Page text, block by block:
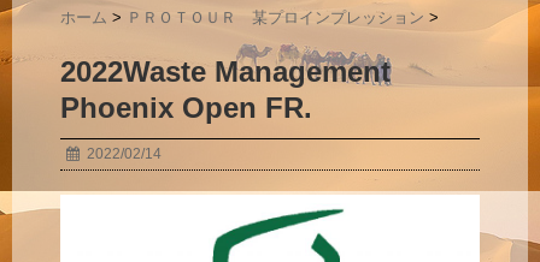
ホーム > ＰＲＯＴＯＵＲ 某プロインプレッション >
2022Waste Management
Phoenix Open FR.
2022/02/14